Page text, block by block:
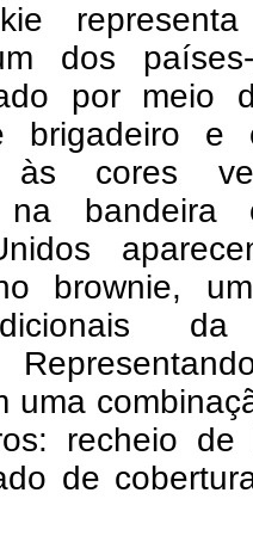
dos
por meio
brigadeiro e
às cores
na bandeira
brownie,
uma
recheio de
de